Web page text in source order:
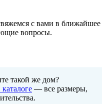
с вами в ближайшее
вопросы.
такой же дом?
— все размеры,